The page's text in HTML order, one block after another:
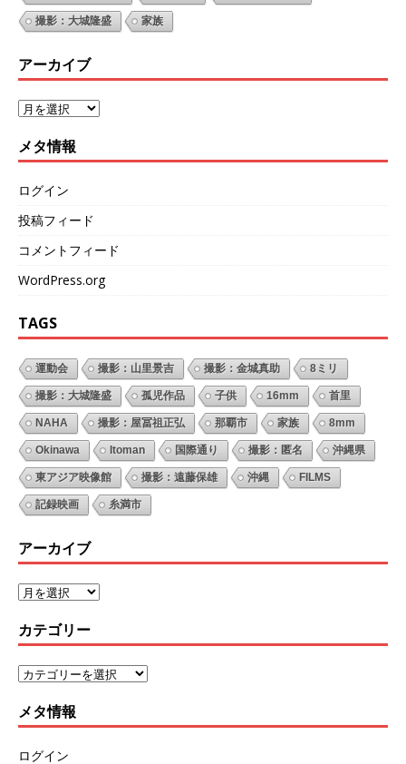
撮影：大城隆盛 家族
アーカイブ
メタ情報
ログイン
投稿フィード
コメントフィード
WordPress.org
TAGS
運動会 撮影：山里景吉 撮影：金城真助 8ミリ
撮影：大城隆盛 孤児作品 子供 16mm 首里
NAHA 撮影：屋冨祖正弘 那覇市 家族 8mm
Okinawa Itoman 国際通り 撮影：匿名 沖縄県
東アジア映像館 撮影：遠藤保雄 沖縄 FILMS
記録映画 糸満市
アーカイブ
カテゴリー
メタ情報
ログイン